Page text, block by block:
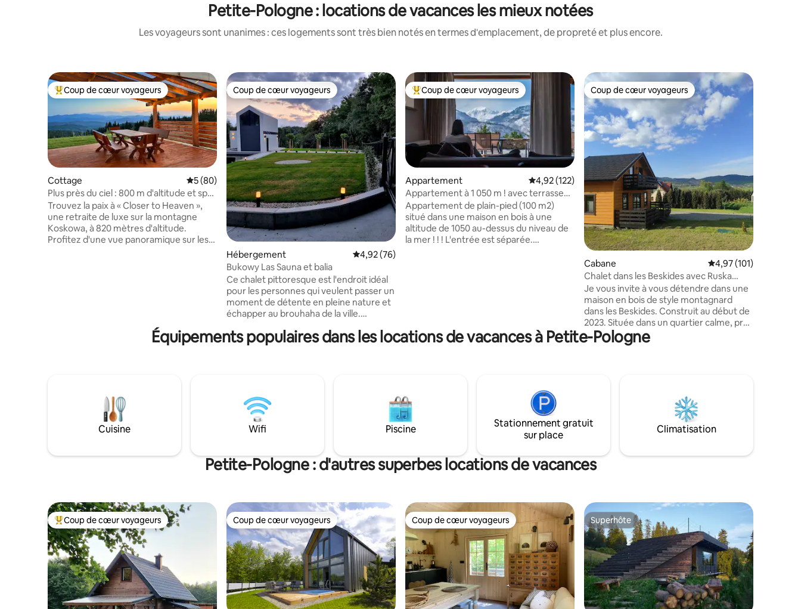
Petite-Pologne : locations de vacances les mieux notées
Les voyageurs sont unanimes : ces logements sont très bien notés en termes d'emplacement, de propreté et plus encore.
Coups de cœur voyageurs les plus appréciés
Coup de cœur voyageurs
Cottage Évaluation moyenne sur la base de 80 commentaires : 5 sur 5
5 (80)
Plus près du ciel : 800 m d'altitude et spa
extérieur
Trouvez la paix à « Closer to Heaven »,
une retraite de luxe sur la montagne
Koskowa, à 820 mètres d'altitude.
Profitez d'une vue panoramique sur les
de source pure, un réfrigérateur avec
machine à glaçons et une connexion Wi-
Coup de cœur voyageurs
Coup de cœur voyageurs
Hébergement Évaluation moyenne sur la base de 76 commentaires : 4,92 sur 5
4,92 (76)
Bukowy Las Sauna et balia
Ce chalet pittoresque est l'endroit idéal
pour les personnes qui veulent passer un
moment de détente en pleine nature et
échapper au brouhaha de la ville.
remarquerez immédiatement de belles
vues . Les fenêtres du chalet offrent une
proximité avec la nature. Il suffit de
descendre quelques marches pour vous
retrouver dans les bois. Apporter votre
problème . Zone clôturée.
Coups de cœur voyageurs les plus appréciés
Coup de cœur voyageurs
Appartement Évaluation moyenne sur la base de 122 commentaires : 4,92 sur 5
4,92 (122)
Appartement à 1 050 m ! avec terrasse
avec vue, max. 8 personnes
Appartement de plain-pied (100 m2)
situé dans une maison en bois à une
altitude de 1050 au-dessus du niveau de
la mer ! ! ! L'entrée est séparée.
Vous pouvez rejoindre Gubałówka à
pied(1h00) et aller en téléphérique
Coup de cœur voyageurs
Coup de cœur voyageurs
Cabane Évaluation moyenne
4,97 (101)
Chalet dans les Beskides avec Ruska
Bania avec jacuzzi et sauna
Je vous invite à vous détendre dans une
maison en bois de style montagnard
dans les Beskides. Construit au début de
2023. Située dans un quartier calme, près
d'une forêt avec vue sur la montagne
Jaworz. Nombreux sentiers de
finlandais avec un tonneau de baignade.
Parking gratuit, cuisine, deux salles de
bains, terrasse spacieuse, balcon (côté
ensoleillé), barbecue, chaises longues,
Équipements populaires dans les locations de vacances à Petite-Pologne
Cuisine Wifi Piscine
Stationnement gratuit
sur place
Climatisation
Petite-Pologne : d'autres superbes locations de vacances
Coups de cœur voyageurs les plus appréciés
Coup de cœur voyageurs Coup de cœur voyageurs
Coup de cœur voyageurs Coup de cœur voyageurs
Coup de cœur voyageurs Superhôte
Superhôte